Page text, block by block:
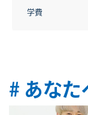
学費
# あなた